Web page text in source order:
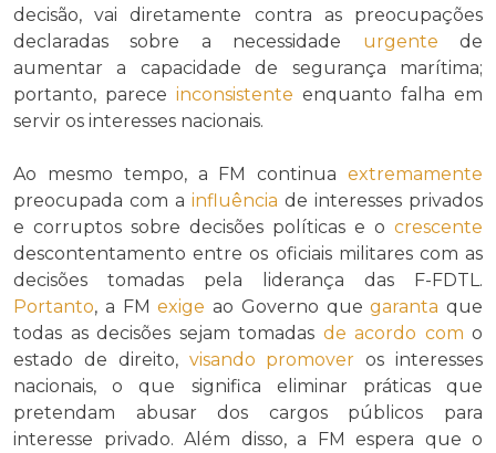
decisão, vai diretamente contra as preocupações
declaradas sobre a necessidade urgente de
aumentar a capacidade de segurança marítima;
portanto, parece inconsistente enquanto falha em
servir os interesses nacionais.
Ao mesmo tempo, a FM continua extremamente
preocupada com a influência de interesses privados
e corruptos sobre decisões políticas e o crescente
descontentamento entre os oficiais militares com as
decisões tomadas pela liderança das F-FDTL.
Portanto, a FMexige ao Governo quegaranta que
todas as decisões sejam tomadas de acordo com o
estado de direito, visando promover os interesses
nacionais, o que significa eliminar práticas que
pretendam abusar dos cargos públicos para
interesse privado. Além disso, a FM espera que o